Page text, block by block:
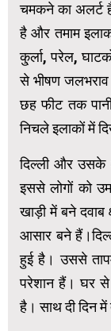
चमकने का अलर्ट
है और तमाम
कु्र्ला, परेल,
से भीषण जलभराव
छह फीट तक
निचले इलाकों में
दिल्ली और उसके
इससे लोगों को
खाड़ी में बने
आसार बने
हुई है। उससे
परेशान हैं। घर से
है। साथ दी दिन